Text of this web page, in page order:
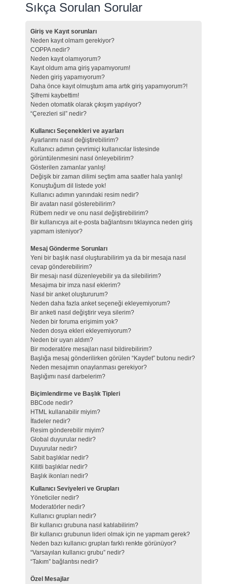
Sıkça Sorulan Sorular
Giriş ve Kayıt sorunları
Neden kayıt olmam gerekiyor?
COPPA nedir?
Neden kayıt olamıyorum?
Kayıt oldum ama giriş yapamıyorum!
Neden giriş yapamıyorum?
Daha önce kayıt olmuştum ama artık giriş yapamıyorum?!
Şifremi kaybettim!
Neden otomatik olarak çıkışım yapılıyor?
“Çerezleri sil” nedir?
Kullanıcı Seçenekleri ve ayarları
Ayarlarımı nasıl değiştirebilirim?
Kullanıcı adımın çevrimiçi kullanıcılar listesinde
görüntülenmesini nasıl önleyebilirim?
Gösterilen zamanlar yanlış!
Değişik bir zaman dilimi seçtim ama saatler hala yanlış!
Konuştuğum dil listede yok!
Kullanıcı adımın yanındaki resim nedir?
Bir avatarı nasıl gösterebilirim?
Rütbem nedir ve onu nasıl değiştirebilirim?
Bir kullanıcıya ait e-posta bağlantısını tıklayınca neden giriş
yapmam isteniyor?
Mesaj Gönderme Sorunları
Yeni bir başlık nasıl oluşturabilirim ya da bir mesaja nasıl
cevap gönderebilirim?
Bir mesajı nasıl düzenleyebilir ya da silebilirim?
Mesajıma bir imza nasıl eklerim?
Nasıl bir anket oluştururum?
Neden daha fazla anket seçeneği ekleyemiyorum?
Bir anketi nasıl değiştirir veya silerim?
Neden bir foruma erişimim yok?
Neden dosya ekleri ekleyemiyorum?
Neden bir uyarı aldım?
Bir moderatöre mesajları nasıl bildirebilirim?
Başlığa mesaj gönderilirken görülen “Kaydet” butonu nedir?
Neden mesajımın onaylanması gerekiyor?
Başlığımı nasıl darbelerim?
Biçimlendirme ve Başlık Tipleri
BBCode nedir?
HTML kullanabilir miyim?
İfadeler nedir?
Resim gönderebilir miyim?
Global duyurular nedir?
Duyurular nedir?
Sabit başlıklar nedir?
Kilitli başlıklar nedir?
Başlık ikonları nedir?
Kullanıcı Seviyeleri ve Grupları
Yöneticiler nedir?
Moderatörler nedir?
Kullanıcı grupları nedir?
Bir kullanıcı grubuna nasıl katılabilirim?
Bir kullanıcı grubunun lideri olmak için ne yapmam gerek?
Neden bazı kullanıcı grupları farklı renkte görünüyor?
“Varsayılan kullanıcı grubu” nedir?
“Takım” bağlantısı nedir?
Özel Mesajlar